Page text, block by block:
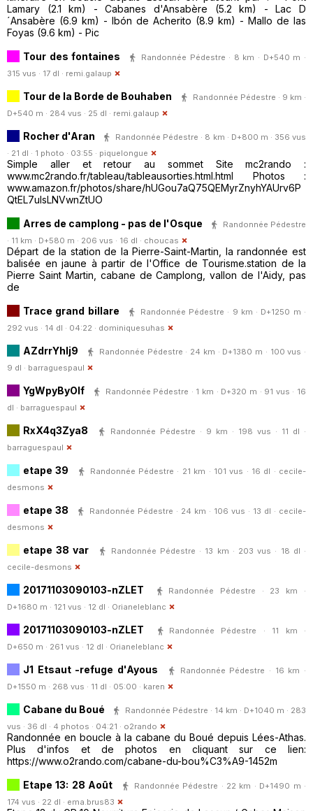
Lamary (2.1 km) - Cabanes d'Ansabère (5.2 km) - Lac D
´Ansabère (6.9 km) - Ibón de Acherito (8.9 km) - Mallo de las
Foyas (9.6 km) - Pic
Tour des fontaines
Randonnée Pédestre · 8 km · D+540 m ·
315 vus · 17 dl · remi.galaup
Tour de la Borde de Bouhaben
Randonnée Pédestre · 9 km ·
D+540 m · 284 vus · 25 dl · remi.galaup
Rocher d'Aran
Randonnée Pédestre · 8 km · D+800 m · 356 vus
· 21 dl · 1 photo · 03:55 · piquelongue
Simple aller et retour au sommet Site mc2rando :
www.mc2rando.fr/tableau/tableausorties.html.html Photos :
www.amazon.fr/photos/share/hUGou7aQ75QEMyrZnyhYAUrv6P
QtEL7uIsLNVwnZtUO
Arres de camplong - pas de l'Osque
Randonnée Pédestre
· 11 km · D+580 m · 206 vus · 16 dl · choucas
Départ de la station de la Pierre-Saint-Martin, la randonnée est
balisée en jaune à partir de l'Office de Tourisme.station de la
Pierre Saint Martin, cabane de Camplong, vallon de l'Aidy, pas
de
Trace grand billare
Randonnée Pédestre · 9 km · D+1250 m ·
292 vus · 14 dl · 04:22 · dominiquesuhas
AZdrrYhlj9
Randonnée Pédestre · 24 km · D+1380 m · 100 vus ·
9 dl · barraguespaul
YgWpyByOlf
Randonnée Pédestre · 1 km · D+320 m · 91 vus · 16
dl · barraguespaul
RxX4q3Zya8
Randonnée Pédestre · 9 km · 198 vus · 11 dl ·
barraguespaul
etape 39 Randonnée Pédestre · 21 km · 101 vus · 16 dl · cecile-
desmons
etape 38 Randonnée Pédestre · 24 km · 106 vus · 13 dl · cecile-
desmons
etape 38 var
Randonnée Pédestre · 13 km · 203 vus · 18 dl ·
cecile-desmons
20171103090103-nZLET
Randonnée Pédestre · 23 km ·
D+1680 m · 121 vus · 12 dl · Orianeleblanc
20171103090103-nZLET
Randonnée Pédestre · 11 km ·
D+650 m · 261 vus · 12 dl · Orianeleblanc
J1 Etsaut -refuge d'Ayous
Randonnée Pédestre · 16 km ·
D+1550 m · 268 vus · 11 dl · 05:00 · karen
Cabane du Boué
Randonnée Pédestre · 14 km · D+1040 m · 283
vus · 36 dl · 4 photos · 04:21 · o2rando
Randonnée en boucle à la cabane du Boué depuis Lées-Athas.
Plus d'infos et de photos en cliquant sur ce lien:
https://www.o2rando.com/cabane-du-bou%C3%A9-1452m
Etape 13: 28 Août
Randonnée Pédestre · 22 km · D+1490 m ·
174 vus · 22 dl · ema.brus83